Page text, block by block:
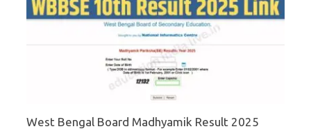
West Bengal Board Madhyamik Result 2025